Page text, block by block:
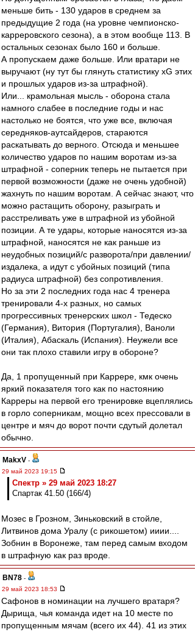
меньше бить - 130 ударов в среднем за
предыдущие 2 года (на уровне чемпионско-
карреровского сезона), а в этом вообще 113. В
остальных сезонах было 160 и больше.
А пропускаем даже больше. Или вратари не
выручают (ну тут бы глянуть статистику хG этих
и прошлых ударов из-за штрафной).
Или... крамольная мысль - оборона стала
намного слабее в последние годы и нас
настолько не боятся, что уже все, включая
середняков-аутсайдеров, стараются
раскатывать до верного. Отсюда и меньшее
количество ударов по нашим воротам из-за
штрафной - соперник теперь не пытается при
первой возможности (даже не очень удобной)
жахнуть по нашим воротам. А сейчас знают, что
можно растащить оборону, разыграть и
расстреливать уже в штрафной из убойной
позиции. А те удары, которые наносятся из-за
штрафной, наносятся не как раньше из
неудобных позиций/с разворота/при давлении/
издалека, а идут с убойных позиций (типа
радиуса штрафной) без сопротивления.
Но за эти 2 последних года нас 4 тренера
тренировали 4-х разных, но самых
прогрессивных тренерских школ - Тедеско
(Германия), Витория (Португалия), Ваноли
(Италия), Абаскаль (Испания). Неужели все
они так плохо ставили игру в обороне?
Да, 1 пропущенный при Каррере, кмк очень
яркий показателя того как по настоянию
Карреры на первой его тренировке вцеплялись
в горло соперникам, мощно всех прессовали в
центре и мяч до ворот почти сдутый долетал
обычно.
MakxV -
29 май 2023 19:15
Спектр » 29 май 2023 18:27
Спартак 41.50 (166/4)
Мозес в Грозном, Зиньковский в стойле,
Литвинов дома Уралу (с рикошетом) ииии....
Зобнин в Воронеже, там перед самым входом
в штрафную как раз вроде.
BN78 -
29 май 2023 18:53
Сафонов в номинации на лучшего вратаря?
Дырища, чья команда идет на 10 месте по
пропущенным мячам (всего их 44). 41 из этих